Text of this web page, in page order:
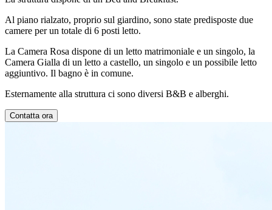
Al piano rialzato, proprio sul giardino, sono state predisposte due
camere per un totale di 6 posti letto.
La Camera Rosa dispone di un letto matrimoniale e un singolo, la
Camera Gialla di un letto a castello, un singolo e un possibile letto
aggiuntivo. Il bagno è in comune.
Esternamente alla struttura ci sono diversi B&B e alberghi.
Contatta ora